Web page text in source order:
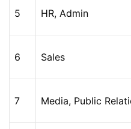
5 HR, Admin
6 Sales
7 Media, Public